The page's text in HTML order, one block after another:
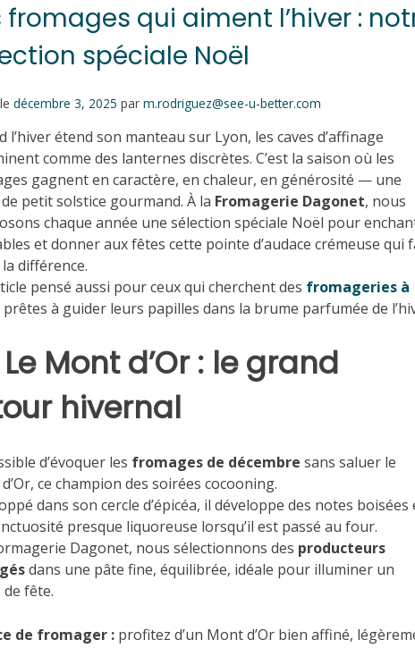
fromages qui aiment l’hiver :
spéciale Noël
ledécembre 3, 2025 parm.rodriguez@see-u-better.com
l’hiver étend son manteau sur Lyon, les caves d’affinage
comme des lanternes discrètes. C’est la saison où les
gagnent en caractère, en chaleur, en générosité — une
petit solstice gourmand. À la Fromagerie Dagonet, nous
chaque année une sélection spéciale Noël pour
et donner aux fêtes cette pointe d’audace crémeuse qui
différence.
pensé aussi pour ceux qui cherchent des fromageries à
prêtes à guider leurs papilles dans la brume parfumée de
Le Mont d’Or : le grand
hivernal
d’évoquer les fromages de décembre sans saluer le
ce champion des soirées cocooning.
dans son cercle d’épicéa, il développe des notes boisées
presque liquoreuse lorsqu’il est passé au four.
Dagonet, nous sélectionnons des producteurs
dans une pâte fine, équilibrée, idéale pour illuminer un
fête.
de fromager : profitez d’un Mont d’Or bien affiné,